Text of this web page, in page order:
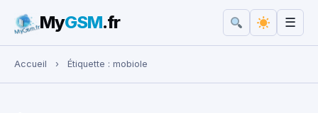
Rechercher :
MyGSM.fr ☰
Accueil › Étiquette : mobiole